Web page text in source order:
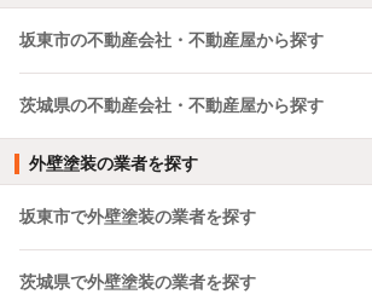
坂東市の不動産会社・不動産屋から探す
茨城県の不動産会社・不動産屋から探す
外壁塗装の業者を探す
坂東市で外壁塗装の業者を探す
茨城県で外壁塗装の業者を探す